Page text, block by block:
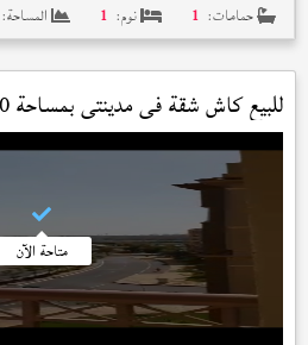
حمامات: 1 نوم: 1 المساحة:
للبيع كاش شقة فيمدينتيبمساحة 100 م
متاحة الآن